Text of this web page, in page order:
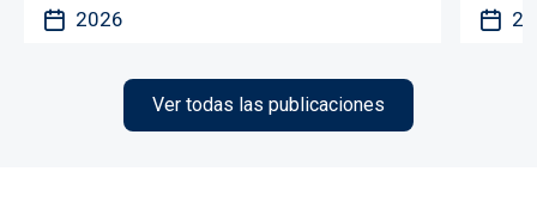
2026
Ver todas las publicaciones